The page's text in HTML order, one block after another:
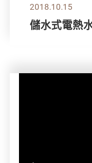
2018.10.15
儲水式電熱